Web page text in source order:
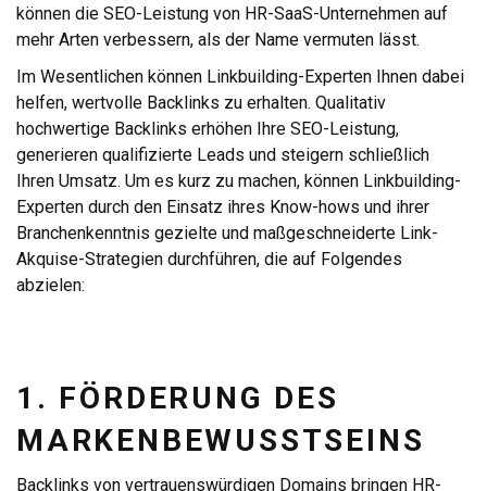
können die SEO-Leistung von HR-SaaS-Unternehmen auf
mehr Arten verbessern, als der Name vermuten lässt.
Im Wesentlichen können Linkbuilding-Experten Ihnen dabei
helfen, wertvolle Backlinks zu erhalten. Qualitativ
hochwertige Backlinks erhöhen Ihre SEO-Leistung,
generieren qualifizierte Leads und steigern schließlich
Ihren Umsatz. Um es kurz zu machen, können Linkbuilding-
Experten durch den Einsatz ihres Know-hows und ihrer
Branchenkenntnis gezielte und maßgeschneiderte Link-
Akquise-Strategien durchführen, die auf Folgendes
abzielen:
1. FÖRDERUNG DES
MARKENBEWUSSTSEINS
Backlinks von vertrauenswürdigen Domains bringen HR-